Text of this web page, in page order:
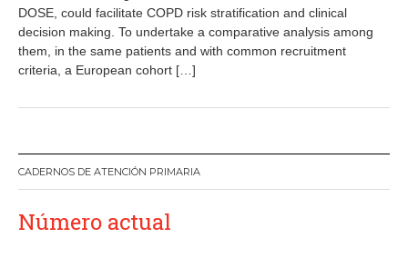
DOSE, could facilitate COPD risk stratification and clinical
decision making. To undertake a comparative analysis among
them, in the same patients and with common recruitment
criteria, a European cohort […]
CADERNOS DE ATENCIÓN PRIMARIA
Número actual